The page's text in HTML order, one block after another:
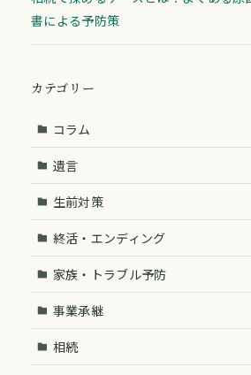
書による予防策
カテゴリー
コラム
遺言
生前対策
終活・エンディング
家族・トラブル予防
事業承継
相続